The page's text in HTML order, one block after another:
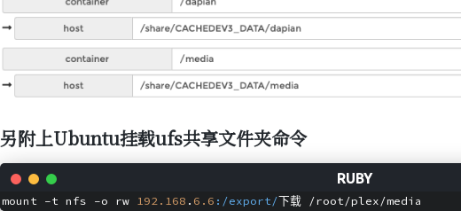
另附上Ubuntu挂载ufs共享文件夹命令
mount -t nfs -o rw 192.168 . 6.6 :/export/下载 /root/plex/media